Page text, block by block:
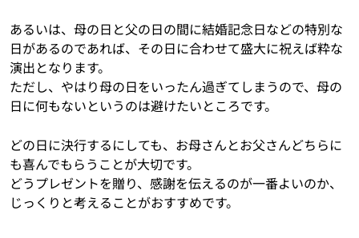
あるいは、母の日と父の日の間に結婚記念日などの特別な
日があるのであれば、その日に合わせて盛大に祝えば粋な
演出となります。
ただし、やはり母の日をいったん過ぎてしまうので、母の
日に何もないというのは避けたいところです。
どの日に決行するにしても、お母さんとお父さんどちらに
も喜んでもらうことが大切です。
どうプレゼントを贈り、感謝を伝えるのが一番よいのか、
じっくりと考えることがおすすめです。